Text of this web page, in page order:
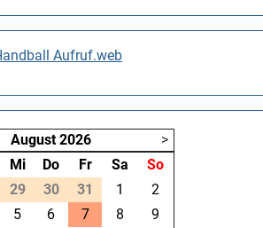
August 2026
>
Mi Do Fr Sa
So
29 30 31 1
2
5 6 7 8
9